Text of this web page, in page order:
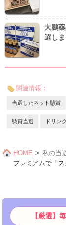
大鵬
選し
関連情報：
当選したネット懸賞
懸賞当選 ドリン
HOME 私の当
プレミアムで「
【厳選】